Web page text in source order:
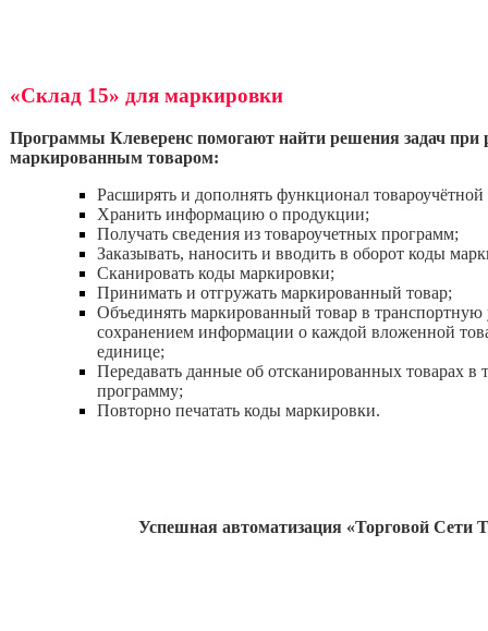
«Склад 15» для маркировки
Программы Клеверенс помогают найти решения задач при
маркированным товаром:
Расширять и дополнять функционал
Хранить информацию о продукции;
Получать сведения из товароучетных программ;
Заказывать, наносить и вводить в оборот коды
Сканировать коды маркировки;
Принимать и отгружать маркированный товар;
Объединять маркированный товар в транспортную
сохранением информации о каждой вложенной
единице;
Передавать данные об отсканированных товарах в
программу;
Повторно печатать коды маркировки.
Успешная автоматизация «Торговой Сети